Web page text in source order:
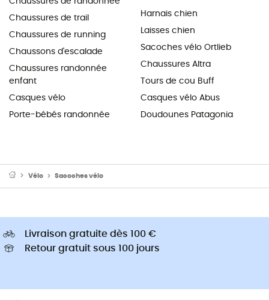
Chaussures de trail
Chaussures de running
Chaussons d'escalade
Chaussures randonnée
enfant
Casques vélo
Porte-bébés randonnée
Harnais chien
Laisses chien
Sacoches vélo Ortlieb
Chaussures Altra
Tours de cou Buff
Casques vélo Abus
Doudounes Patagonia
Vélo Sacoches vélo
Livraison gratuite dès 100 €
Retour gratuit sous 100 jours